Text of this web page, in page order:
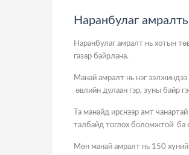
Наранбулаг
Наранбулаг амралт нь хотын
газар байрлана.
Манай амралт нь нэг
өвлийн дулаан гэр, зуны байр
Та манайд ирснээр амт
талбайд тоглох боломжтой ба
Мөн манай амралт нь 150